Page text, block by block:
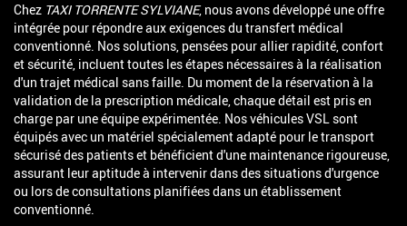
Chez TAXI TORRENTE SYLVIANE, nous avons développé une offre
intégrée pour répondre aux exigences du transfert médical
conventionné. Nos solutions, pensées pour allier rapidité, confort
et sécurité, incluent toutes les étapes nécessaires à la réalisation
d'un trajet médical sans faille. Du moment de la réservation à la
validation de la prescription médicale, chaque détail est pris en
charge par une équipe expérimentée. Nos véhicules VSL sont
équipés avec un matériel spécialement adapté pour le transport
sécurisé des patients et bénéficient d'une maintenance rigoureuse,
assurant leur aptitude à intervenir dans des situations d'urgence
ou lors de consultations planifiées dans un établissement
conventionné.